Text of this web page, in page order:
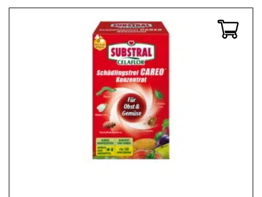
Gefu